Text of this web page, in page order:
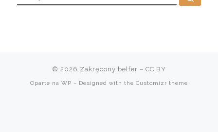
© 2026 Zakręcony belfer – CC BY
Oparte na WP – Designed with the Customizr theme